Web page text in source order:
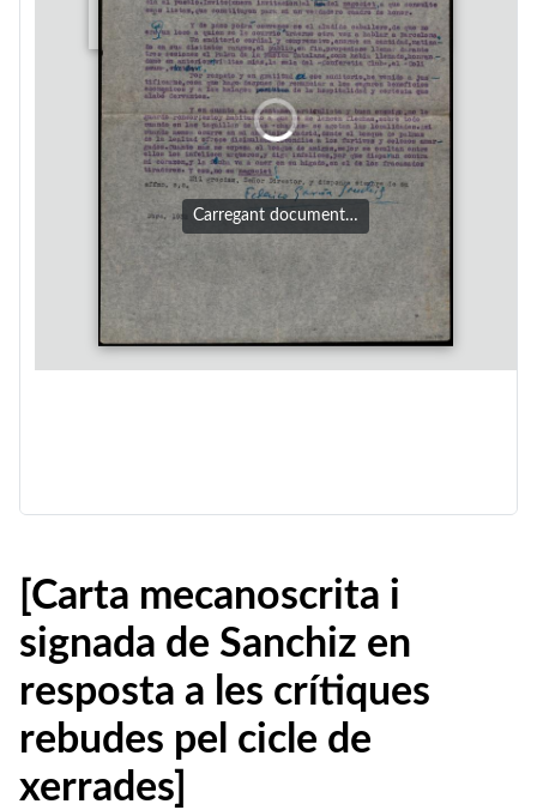
Carregant document…
[Carta mecanoscrita i
signada de Sanchiz en
resposta a les crítiques
rebudes pel cicle de
xerrades]